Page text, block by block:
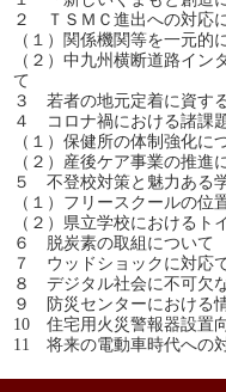
２ ＴＳＭＣ進出への対応
（１）関係機関等を一元的
（２）中九州横断道路イ
て
３ 若者の地元定着に資す
４ コロナ禍における諸課
（１）保健所の体制強化に
（２）産後ケア事業の推進
５ 不登校対策と魅力ある
（１）フリースクールの位
（２）県立学校におけるト
６ 脱炭素の取組について
７ ウッドショックに対応
８ デジタル社会に不可欠
９ 防災センターにおける
10 住宅用火災警報器設置
11 将来の電動車時代への